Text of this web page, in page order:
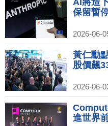
AI將造
保留暫
2026-06-
黃仁勳
股價飆
2026-06-
進世界